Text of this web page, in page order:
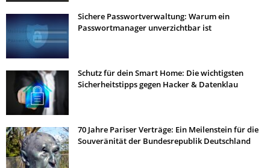
Sichere Passwortverwaltung: Warum ein
Passwortmanager unverzichtbar ist
Schutz für dein Smart Home: Die wichtigsten
Sicherheitstipps gegen Hacker & Datenklau
70 Jahre Pariser Verträge: Ein Meilenstein für die
Souveränität der Bundesrepublik Deutschland